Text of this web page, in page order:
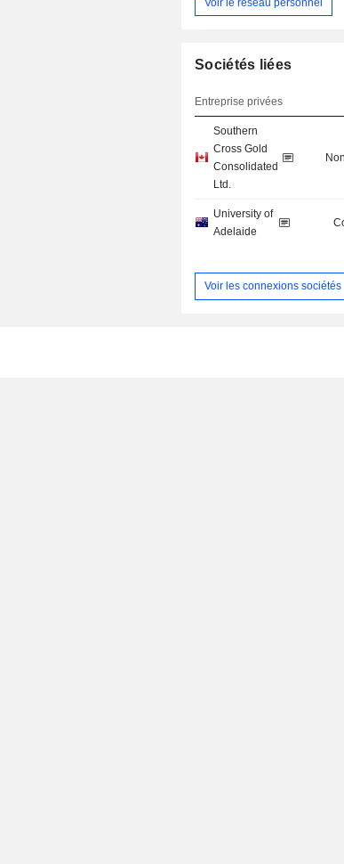
Sociétés liées
Entreprise privées
Southern
Cross Gold
Consolidated
Ltd.
University of
Adelaide
Voir les connexions sociétés